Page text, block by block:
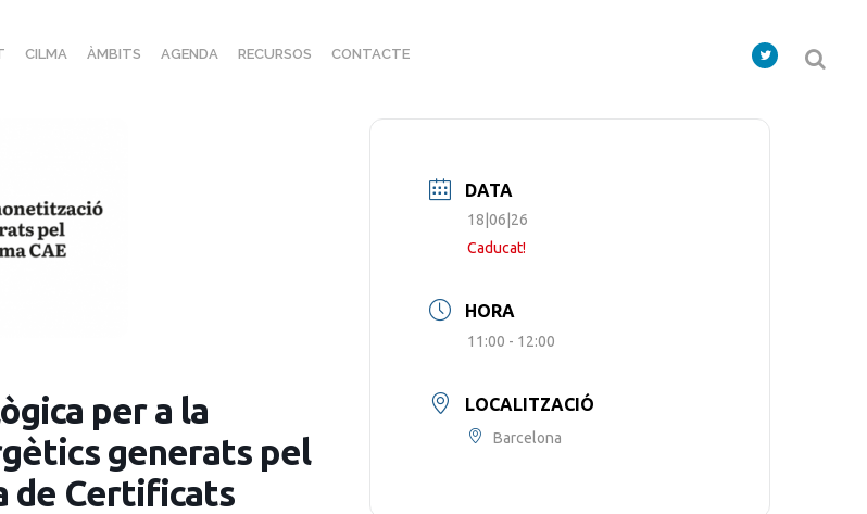
CILMA ÀMBITS AGENDA RECURSOS CONTACTE
per a la
generats pel
de Certificats
DATA
18|06|26
Caducat!
HORA
11:00 - 12:00
LOCALITZACIÓ
Barcelona